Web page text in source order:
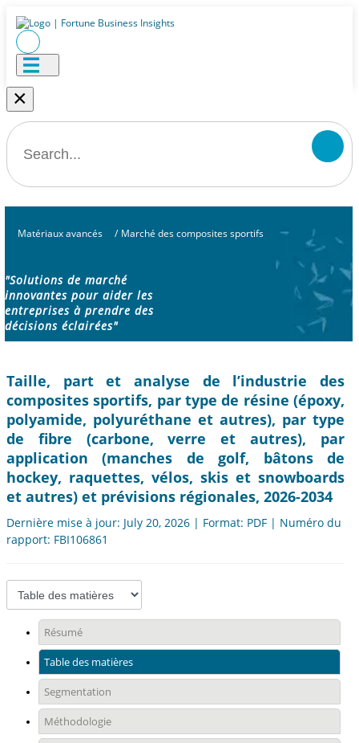
×
Matériaux avancés / Marché des composites sportifs
"Solutions de marché
innovantes pour aider les
entreprises à prendre des
décisions éclairées"
Taille, part et analyse de l’industrie des
composites sportifs, par type de résine (époxy,
polyamide, polyuréthane et autres), par type
de fibre (carbone, verre et autres), par
application (manches de golf, bâtons de
hockey, raquettes, vélos, skis et snowboards
et autres) et prévisions régionales, 2026-2034
Dernière mise à jour: July 20, 2026 | Format: PDF | Numéro du
rapport: FBI106861
Résumé
Table des matières
Segmentation
Méthodologie